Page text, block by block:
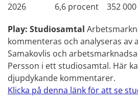
2026 6,6 procent 352 000
Play: Studiosamtal
kommenteras och analyseras av
Samakovlis och
Persson i ett studiosamtal. Här
djupdykande kommentarer.
Klicka på denna länk för att se